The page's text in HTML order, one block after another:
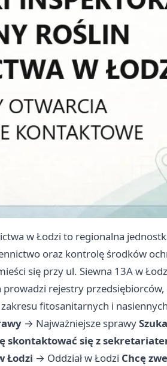
w Łodzi to regionalna
oraz kontrolę środków
się przy ul. Siewna 13A w
rejestry przedsiębiorców,
fitosanitarnych i
→ Najważniejsze sprawy
skontaktować się z
Łodzi → Oddział w Łodzi Chcę